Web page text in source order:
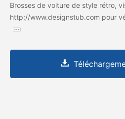
Brosses de voiture de style rétro,
http://www.designstub.com pour